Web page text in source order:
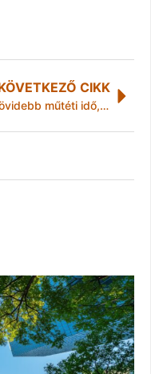
CIKK
Rövidebb műtéti idő, könnyebb gyógyulás – új készüléket adtak át a megyei kórházban